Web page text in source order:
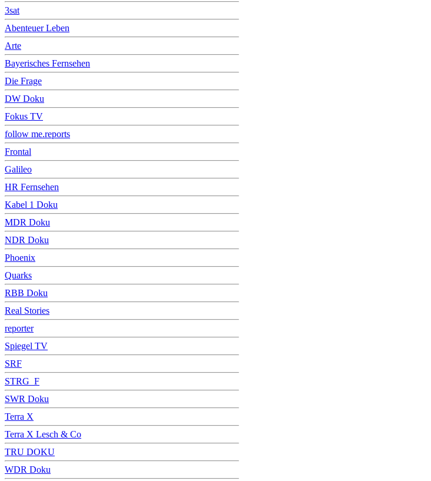
3sat
Abenteuer Leben
Arte
Bayerisches Fernsehen
Die Frage
DW Doku
Fokus TV
follow me.reports
Frontal
Galileo
HR Fernsehen
Kabel 1 Doku
MDR Doku
NDR Doku
Phoenix
Quarks
RBB Doku
Real Stories
reporter
Spiegel TV
SRF
STRG_F
SWR Doku
Terra X
Terra X Lesch & Co
TRU DOKU
WDR Doku